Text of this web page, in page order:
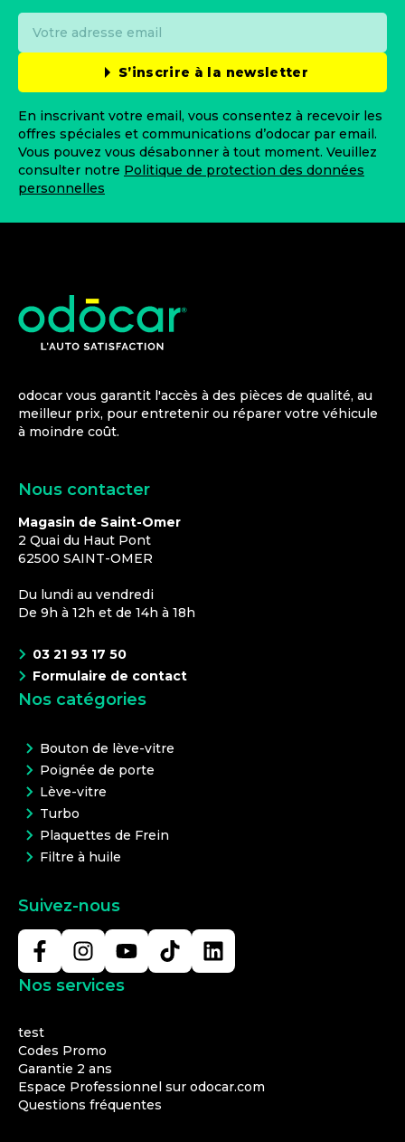
S’inscrire à la newsletter
En inscrivant votre email, vous consentez à recevoir les
offres spéciales et communications d’odocar par email.
Vous pouvez vous désabonner à tout moment. Veuillez
consulter notre Politique de protection des données
personnelles
odocar vous garantit l'accès à des pièces de qualité, au
meilleur prix, pour entretenir ou réparer votre véhicule
à moindre coût.
Nous contacter
Magasin de Saint-Omer
2 Quai du Haut Pont
62500 SAINT-OMER
Du lundi au vendredi
De 9h à 12h et de 14h à 18h
03 21 93 17 50
Formulaire de contact
Nos catégories
Bouton de lève-vitre
Poignée de porte
Lève-vitre
Turbo
Plaquettes de Frein
Filtre à huile
Suivez-nous
Nos services
test
Codes Promo
Garantie 2 ans
Espace Professionnel sur odocar.com
Questions fréquentes